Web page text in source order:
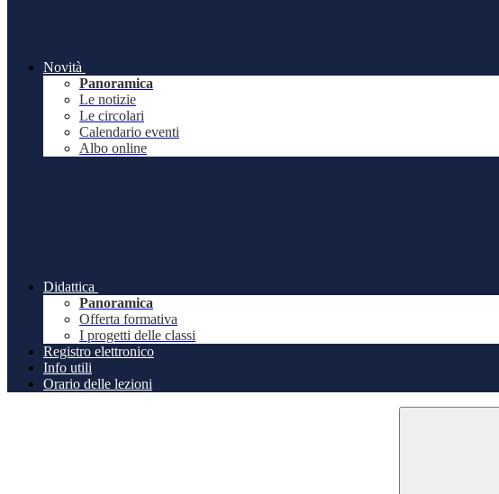
Novità
Panoramica
Le notizie
Le circolari
Calendario eventi
Albo online
Didattica
Panoramica
Offerta formativa
I progetti delle classi
Registro elettronico
Info utili
Orario delle lezioni